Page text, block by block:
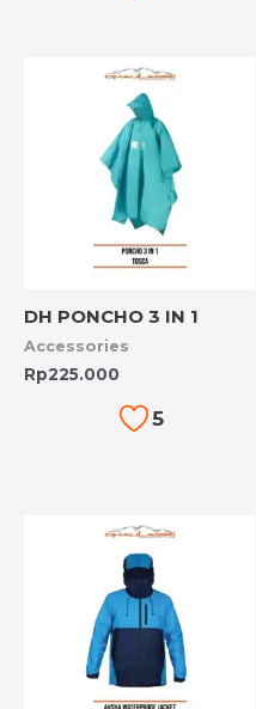
DH PONCHO 3 IN 1
Accessories
Rp225.000
5